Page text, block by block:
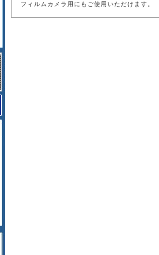
フィルムカメラ用にもご使用いただけます。